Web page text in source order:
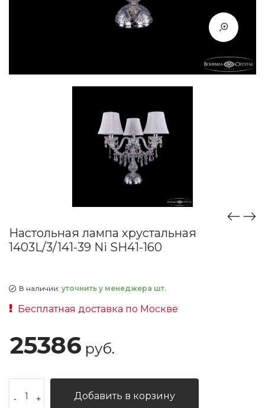
Настольная лампа хрустальная
1403L/3/141-39 Ni SH41-160
В наличии: уточнить у менеджера шт.
Бесплатная доставка по Москве
25386 руб.
- + Добавить в корзину